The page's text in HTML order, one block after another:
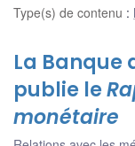
Type(s) de contenu :
La Banque
publie le
monétaire